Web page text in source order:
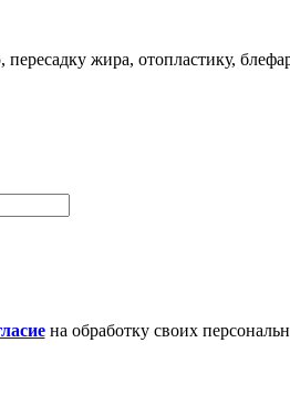
жира, отопластику,
на обработку своих